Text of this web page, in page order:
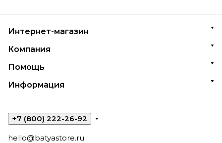
Интернет-магазин
Компания
Помощь
Информация
+7 (800) 222-26-92
hello@batyastore.ru